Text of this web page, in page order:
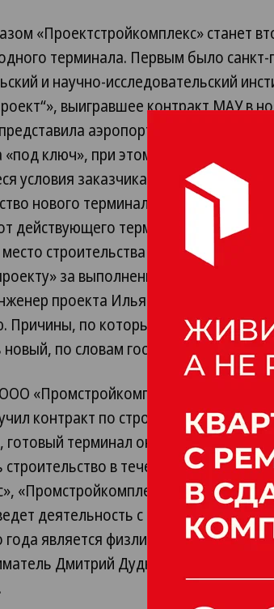
«Проектстройкомплекс» станет
терминала. Первым было
и научно-исследовательский
выигравшее контракт МАУ в
аэропорту готовый
«под ключ», при этом ей пришлось
условия заказчика. Региональные
нового терминала в поселке
действующего терминального
строительства в пределы
за выполнение работ МАУ
проекта Илья Зуев сообщил
Причины, по которым заказчик решил
новый, по словам господина Зуева, ему
«Промстройкомплект», которого
контракт по строительству нового
терминал он должен сдать к
в течение года (см. „Ъ“
«Промстройкомплект» (ранее ООО
деятельность с 2007 года.
года является физлицо Динара
Дмитрий Дудко. Финансовой